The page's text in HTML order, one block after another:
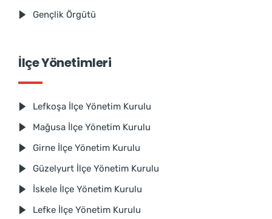
Gençlik Örgütü
İlçe Yönetimleri
Lefkoşa İlçe Yönetim Kurulu
Mağusa İlçe Yönetim Kurulu
Girne İlçe Yönetim Kurulu
Güzelyurt İlçe Yönetim Kurulu
İskele İlçe Yönetim Kurulu
Lefke İlçe Yönetim Kurulu